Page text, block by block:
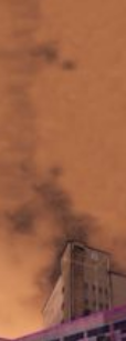
O NOSSO
downloads e
É grátis.